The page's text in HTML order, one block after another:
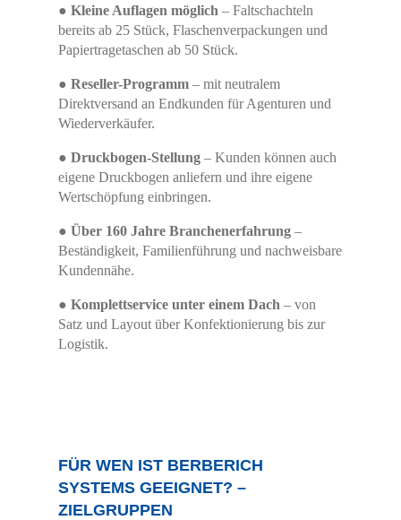
● Kleine Auflagen möglich – Faltschachteln
bereits ab 25 Stück, Flaschenverpackungen und
Papiertragetaschen ab 50 Stück.
● Reseller-Programm – mit neutralem
Direktversand an Endkunden für Agenturen und
Wiederverkäufer.
● Druckbogen-Stellung – Kunden können auch
eigene Druckbogen anliefern und ihre eigene
Wertschöpfung einbringen.
● Über 160 Jahre Branchenerfahrung –
Beständigkeit, Familienführung und nachweisbare
Kundennähe.
● Komplettservice unter einem Dach – von
Satz und Layout über Konfektionierung bis zur
Logistik.
FÜR WEN IST BERBERICH
SYSTEMS GEEIGNET? –
ZIELGRUPPEN
Hier finden Sie eine Übersicht über alle
verwendeten Cookies. Sie können Ihre
Zustimmung geben oder sich weitere
Informationen anzeigen lassen.
Essenziell Statistiken
Funktionell Externe Medien
Auswahl bestätigen